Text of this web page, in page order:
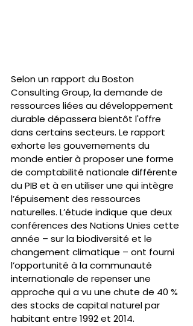
Selon un rapport du Boston
Consulting Group, la demande de
ressources liées au développement
durable dépassera bientôt l'offre
dans certains secteurs. Le rapport
exhorte les gouvernements du
monde entier à proposer une forme
de comptabilité nationale différente
du PIB et à en utiliser une qui intègre
l’épuisement des ressources
naturelles. L’étude indique que deux
conférences des Nations Unies cette
année – sur la biodiversité et le
changement climatique – ont fourni
l’opportunité à la communauté
internationale de repenser une
approche qui a vu une chute de 40 %
des stocks de capital naturel par
habitant entre 1992 et 2014.